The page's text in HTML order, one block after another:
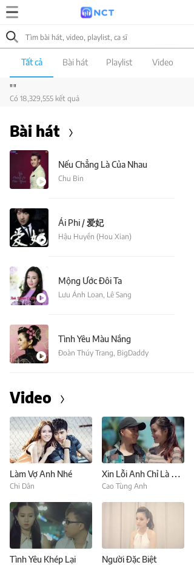
Tất cả Bài hát Playlist Video
""
Có 18,329,555 kết quả
Bài hát
Nếu Chẳng Là Của Nhau
Chu Bin
Ái Phi / 爱妃
Hậu Huyền (Hou Xian)
Mộng Ước Đôi Ta
Lưu Ánh Loan, Lê Sang
Tình Yêu Màu Nắng
Đoàn Thúy Trang, BigDaddy
Video
Làm Vợ Anh Nhé
Chi Dân
Xin Lỗi Anh Chỉ Là Thằng Bán Kem (Nhường Điều Ước Cho Em)
Cao Tùng Anh
Tình Yêu Khép Lại Người Đặc Biệt